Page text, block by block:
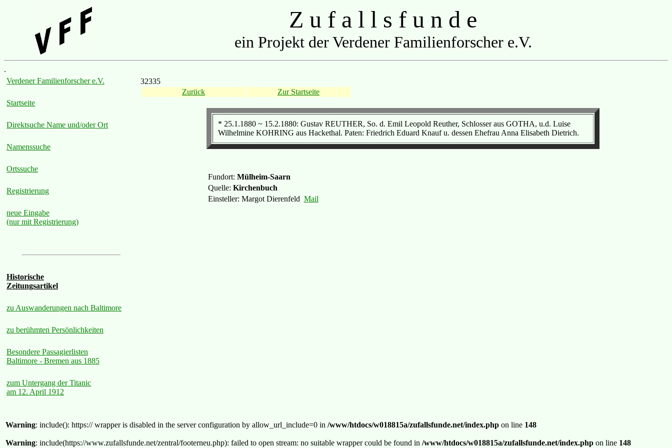
Z u f a l l s f u n d e
ein Projekt der Verdener Familienforscher e.V.
.
Verdener Familienforscher e.V.
Startseite
Direktsuche Name und/oder Ort
Namenssuche
Ortssuche
Registrierung
neue Eingabe
(nur mit Registrierung)
Historische
Zeitungsartikel
zu Auswanderungen nach Baltimore
zu berühmten Persönlichkeiten
Besondere Passagierlisten
Baltimore - Bremen aus 1885
zum Untergang der Titanic
am 12. April 1912
32335
Zurück
Zur Startseite
* 25.1.1880 ~ 15.2.1880: Gustav REUTHER, So. d. Emil Leopold Reuther, Schlosser aus GOTHA, u.d. Luise
Wilhelmine KOHRING aus Hackethal. Paten: Friedrich Eduard Knauf u. dessen Ehefrau Anna Elisabeth Dietrich.
Fundort: Mülheim-Saarn
Quelle: Kirchenbuch
Einsteller: Margot Dierenfeld Mail
Warning: include(): https:// wrapper is disabled in the server configuration by allow_url_include=0 in /www/htdocs/w018815a/zufallsfunde.net/index.php on line 148
Warning: include(https://www.zufallsfunde.net/zentral/footerneu.php): failed to open stream: no suitable wrapper could be found in /www/htdocs/w018815a/zufallsfunde.net/index.php on line 148